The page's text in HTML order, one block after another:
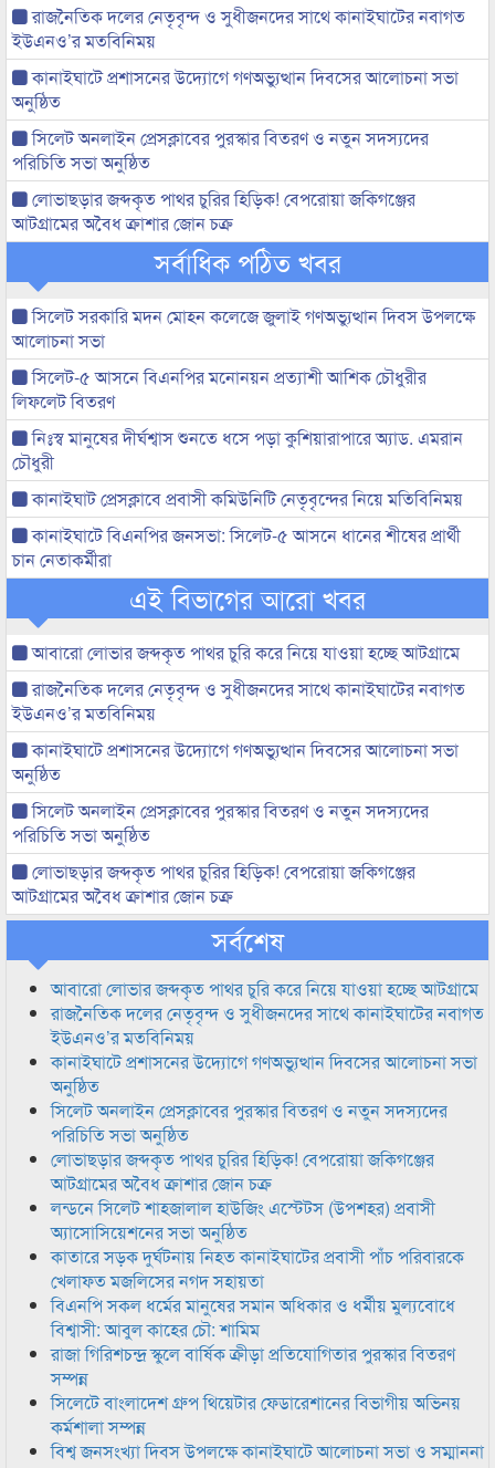
রাজনৈতিক দলের নেতৃবৃন্দ ও সুধীজনদের সাথে কানাইঘাটের নবাগত
ইউএনও’র মতবিনিময়
কানাইঘাটে প্রশাসনের উদ্যোগে গণঅভ্যুত্থান দিবসের আলোচনা সভা
অনুষ্ঠিত
সিলেট অনলাইন প্রেসক্লাবের পুরস্কার বিতরণ ও নতুন সদস্যদের
পরিচিতি সভা অনুষ্ঠিত
লোভাছড়ার জব্দকৃত পাথর চুরির হিড়িক! বেপরোয়া জকিগঞ্জের
আটগ্রামের অবৈধ ক্রাশার জোন চক্র
সর্বাধিক পঠিত খবর
সিলেট সরকারি মদন মোহন কলেজে জুলাই গণঅভ্যুত্থান দিবস উপলক্ষে
আলোচনা সভা
সিলেট-৫ আসনে বিএনপির মনোনয়ন প্রত্যাশী আশিক চৌধুরীর
লিফলেট বিতরণ
নিঃস্ব মানুষের দীর্ঘশ্বাস শুনতে ধসে পড়া কুশিয়ারাপারে অ্যাড. এমরান
চৌধুরী
কানাইঘাট প্রেসক্লাবে প্রবাসী কমিউনিটি নেতৃবৃন্দের নিয়ে মতিবিনিময়
কানাইঘাটে বিএনপির জনসভা: সিলেট-৫ আসনে ধানের শীষের প্রার্থী
চান নেতাকর্মীরা
এই বিভাগের আরো খবর
আবারো লোভার জব্দকৃত পাথর চুরি করে নিয়ে যাওয়া হচ্ছে আটগ্রামে
রাজনৈতিক দলের নেতৃবৃন্দ ও সুধীজনদের সাথে কানাইঘাটের নবাগত
ইউএনও’র মতবিনিময়
কানাইঘাটে প্রশাসনের উদ্যোগে গণঅভ্যুত্থান দিবসের আলোচনা সভা
অনুষ্ঠিত
সিলেট অনলাইন প্রেসক্লাবের পুরস্কার বিতরণ ও নতুন সদস্যদের
পরিচিতি সভা অনুষ্ঠিত
লোভাছড়ার জব্দকৃত পাথর চুরির হিড়িক! বেপরোয়া জকিগঞ্জের
আটগ্রামের অবৈধ ক্রাশার জোন চক্র
সর্বশেষ
আবারো লোভার জব্দকৃত পাথর চুরি করে নিয়ে যাওয়া হচ্ছে আটগ্রামে
রাজনৈতিক দলের নেতৃবৃন্দ ও সুধীজনদের সাথে কানাইঘাটের নবাগত
ইউএনও’র মতবিনিময়
কানাইঘাটে প্রশাসনের উদ্যোগে গণঅভ্যুত্থান দিবসের আলোচনা সভা
অনুষ্ঠিত
সিলেট অনলাইন প্রেসক্লাবের পুরস্কার বিতরণ ও নতুন সদস্যদের
পরিচিতি সভা অনুষ্ঠিত
লোভাছড়ার জব্দকৃত পাথর চুরির হিড়িক! বেপরোয়া জকিগঞ্জের
আটগ্রামের অবৈধ ক্রাশার জোন চক্র
লন্ডনে সিলেট শাহজালাল হাউজিং এস্টেটস (উপশহর) প্রবাসী
অ্যাসোসিয়েশনের সভা অনুষ্ঠিত
কাতারে সড়ক দুর্ঘটনায় নিহত কানাইঘাটের প্রবাসী পাঁচ পরিবারকে
খেলাফত মজলিসের নগদ সহায়তা
বিএনপি সকল ধর্মের মানুষের সমান অধিকার ও ধর্মীয় মুল্যবোধে
বিশ্বাসী: আবুল কাহের চৌ: শামিম
রাজা গিরিশচন্দ্র স্কুলে বার্ষিক ক্রীড়া প্রতিযোগিতার পুরস্কার বিতরণ
সম্পন্ন
সিলেটে বাংলাদেশ গ্রুপ থিয়েটার ফেডারেশানের বিভাগীয় অভিনয়
কর্মশালা সম্পন্ন
বিশ্ব জনসংখ্যা দিবস উপলক্ষে কানাইঘাটে আলোচনা সভা ও সম্মাননা